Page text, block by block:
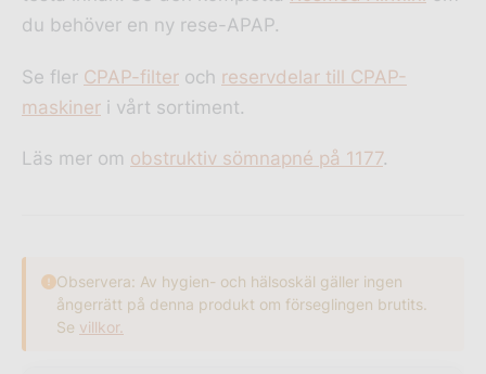
du behöver en ny rese-APAP.
Se fler CPAP-filter och reservdelar till CPAP-
maskiner i vårt sortiment.
Läs mer om obstruktiv sömnapné på 1177.
Observera: Av hygien- och hälsoskäl gäller ingen
ångerrätt på denna produkt om förseglingen brutits.
Se villkor.